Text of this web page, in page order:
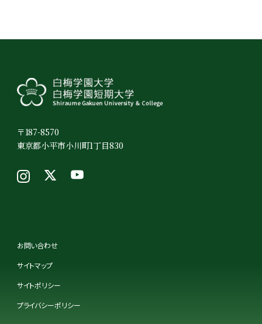
〒187-8570
東京都小平市小川町1丁目830
お問い合わせ
サイトマップ
サイトポリシー
プライバシーポリシー